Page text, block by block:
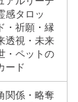
感タロッ
・祈願・縁
透視・未来
・ペットの
ード
関係・略奪